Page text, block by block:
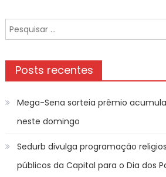
Pesquisar
por:
Posts recentes
Mega-Sena sorteia prêmio
neste domingo
Sedurb divulga programação
públicos da Capital para o Dia dos